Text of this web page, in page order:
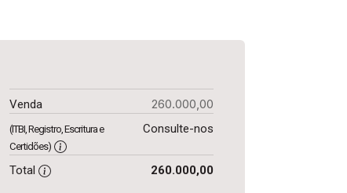
Venda 260.000,00
(ITBI, Registro, Escritura e
Certidões)
Consulte-nos
Total 260.000,00